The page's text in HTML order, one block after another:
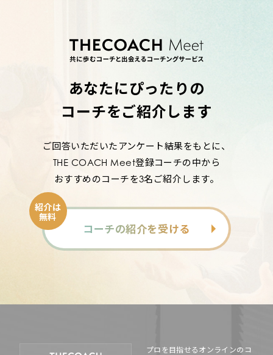
あなたにぴったりの
コーチをご紹介します
ご回答いただいたアンケート結果をもとに、
THE COACH Meet登録コーチの中から
おすすめのコーチを3名ご紹介します。
紹介は
無料
コーチの紹介を受ける
プロを目指せるオンラインの コ